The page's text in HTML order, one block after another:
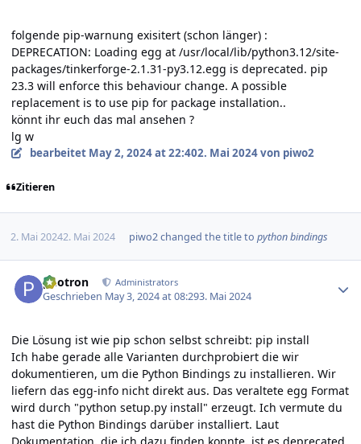
folgende pip-warnung exisitert (schon länger) :
DEPRECATION: Loading egg at /usr/local/lib/python3.12/site-
packages/tinkerforge-2.1.31-py3.12.egg is deprecated. pip
23.3 will enforce this behaviour change. A possible
replacement is to use pip for package installation..
könnt ihr euch das mal ansehen ?
lg w
bearbeitet May 2, 2024 at 22:402. Mai 2024von piwo2
Zitieren
2. Mai 20242. Mai 2024 piwo2changed the title to python bindings
photron Administrators
Geschrieben May 3, 2024 at 08:293. Mai 2024
Die Lösung ist wie pip schon selbst schreibt: pip install
Ich habe gerade alle Varianten durchprobiert die wir
dokumentieren, um die Python Bindings zu installieren. Wir
liefern das egg-info nicht direkt aus. Das veraltete egg Format
wird durch "python setup.py install" erzeugt. Ich vermute du
hast die Python Bindings darüber installiert. Laut